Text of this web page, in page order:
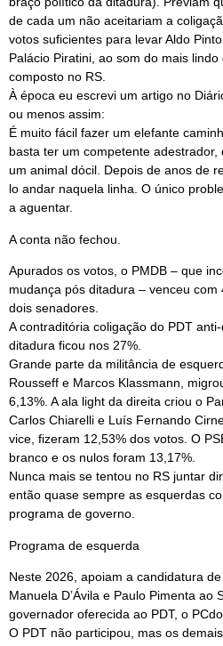
de cada um não aceitariam a
votos suficientes para levar Aldo
Palácio Piratini, ao som do mais
composto no RS.
À época eu escrevi um artigo no
ou menos assim:
É muito fácil fazer um elefante
basta ter um competente
um animal dócil. Depois de anos de
lo andar naquela linha. O único
a aguentar.
A conta não fechou.
Apurados os votos, o PMDB – que
mudança pós ditadura – venceu
dois senadores.
A contraditória coligação do PDT
ditadura ficou nos 27%.
Grande parte da militância de
Rousseff e Marcos Klassmann,
6,13%. A ala light da direita criou o
Carlos Chiarelli e Luís Fernando
vice, fizeram 12,53% dos votos. O
branco e os nulos foram 13,17%.
Nunca mais se tentou no RS juntar
então quase sempre as esquerdas
programa de governo.
Programa de esquerda
Neste 2026, apoiam a candidatura
Manuela D’Ávila e Paulo Pimenta ao
governador oferecida ao PDT, o
O PDT não participou, mas os